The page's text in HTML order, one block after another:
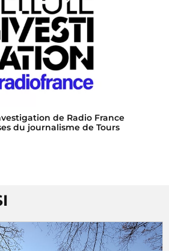
de Radio France
du journalisme de Tours